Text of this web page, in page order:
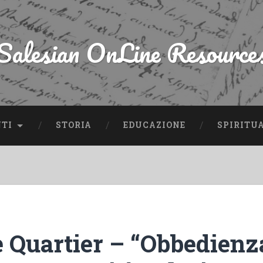
OnLine
STORIA EDUCAZIONE
–